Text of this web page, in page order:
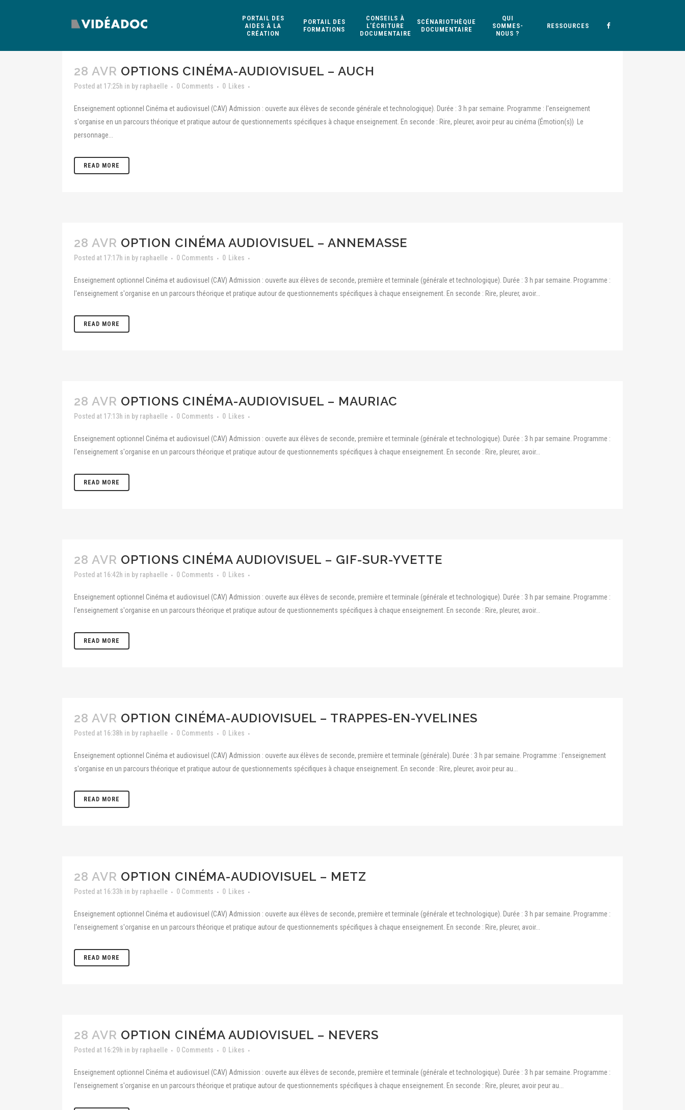
PORTAIL DES
AIDES À LA
CRÉATION
PORTAIL DES
FORMATIONS
CONSEILS À
L’ÉCRITURE
DOCUMENTAIRE
SCÉNARIOTHÈQUE
DOCUMENTAIRE
QUI
SOMMES-
NOUS ?
RESSOURCES
28 AVR OPTIONS CINÉMA-AUDIOVISUEL – AUCH
Posted at 17:25h in by raphaelle 0 Comments 0 Likes
Enseignement optionnel Cinéma et audiovisuel (CAV) Admission : ouverte aux élèves de seconde générale et technologique). Durée : 3 h par semaine. Programme : l'enseignement
s'organise en un parcours théorique et pratique autour de questionnements spécifiques à chaque enseignement. En seconde : Rire, pleurer, avoir peur au cinéma (Émotion(s)) Le
personnage...
READ MORE
28 AVR OPTION CINÉMA AUDIOVISUEL – ANNEMASSE
Posted at 17:17h in by raphaelle 0 Comments 0 Likes
Enseignement optionnel Cinéma et audiovisuel (CAV) Admission : ouverte aux élèves de seconde, première et terminale (générale et technologique). Durée : 3 h par semaine. Programme :
l'enseignement s'organise en un parcours théorique et pratique autour de questionnements spécifiques à chaque enseignement. En seconde : Rire, pleurer, avoir...
READ MORE
28 AVR OPTIONS CINÉMA-AUDIOVISUEL – MAURIAC
Posted at 17:13h in by raphaelle 0 Comments 0 Likes
Enseignement optionnel Cinéma et audiovisuel (CAV) Admission : ouverte aux élèves de seconde, première et terminale (générale et technologique). Durée : 3 h par semaine. Programme :
l'enseignement s'organise en un parcours théorique et pratique autour de questionnements spécifiques à chaque enseignement. En seconde : Rire, pleurer, avoir...
READ MORE
28 AVR OPTIONS CINÉMA AUDIOVISUEL – GIF-SUR-YVETTE
Posted at 16:42h in by raphaelle 0 Comments 0 Likes
Enseignement optionnel Cinéma et audiovisuel (CAV) Admission : ouverte aux élèves de seconde, première et terminale (générale et technologique). Durée : 3 h par semaine. Programme :
l'enseignement s'organise en un parcours théorique et pratique autour de questionnements spécifiques à chaque enseignement. En seconde : Rire, pleurer, avoir...
READ MORE
28 AVR OPTION CINÉMA-AUDIOVISUEL – TRAPPES-EN-YVELINES
Posted at 16:38h in by raphaelle 0 Comments 0 Likes
Enseignement optionnel Cinéma et audiovisuel (CAV) Admission : ouverte aux élèves de seconde, première et terminale (générale). Durée : 3 h par semaine. Programme : l'enseignement
s'organise en un parcours théorique et pratique autour de questionnements spécifiques à chaque enseignement. En seconde : Rire, pleurer, avoir peur au...
READ MORE
28 AVR OPTION CINÉMA-AUDIOVISUEL – METZ
Posted at 16:33h in by raphaelle 0 Comments 0 Likes
Enseignement optionnel Cinéma et audiovisuel (CAV) Admission : ouverte aux élèves de seconde, première et terminale (générale et technologique). Durée : 3 h par semaine. Programme :
l'enseignement s'organise en un parcours théorique et pratique autour de questionnements spécifiques à chaque enseignement. En seconde : Rire, pleurer, avoir...
READ MORE
28 AVR OPTION CINÉMA AUDIOVISUEL – NEVERS
Posted at 16:29h in by raphaelle 0 Comments 0 Likes
Enseignement optionnel Cinéma et audiovisuel (CAV) Admission : ouverte aux élèves de seconde, première et terminale (générale et technologique). Durée : 3 h par semaine. Programme :
l'enseignement s'organise en un parcours théorique et pratique autour de questionnements spécifiques à chaque enseignement. En seconde : Rire, pleurer, avoir peur au...